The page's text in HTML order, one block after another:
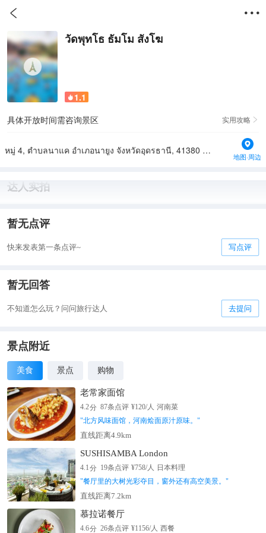
 
วัดพุทโธ ธัมโม สังโฆ
 1.1
具体开放时间需咨询景区
实用攻略 
หมู่ 4, ตําบลนาแค อําเภอนายูง จังหวัดอุดรธานี, 41380 Thailand
地图·周边
达人实拍
暂无点评
快来发表第一条点评~ 写点评
暂无回答
不知道怎么玩？问问旅行达人 去提问
景点附近
美食 景点 购物
老常家面馆
4.2分 87条点评 ¥120/人 河南菜
"北方风味面馆，河南烩面原汁原味。 "
直线距离4.9km
SUSHISAMBA London
4.1分 19条点评 ¥758/人 日本料理
"餐厅里的大树光彩夺目，窗外还有高空美景。 "
直线距离7.2km
慕拉诺餐厅
4.6分 26条点评 ¥1156/人 西餐